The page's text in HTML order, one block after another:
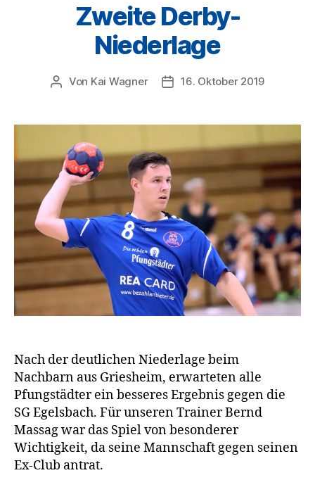
Zweite Derby-
Niederlage
Beitragsautor
Von Kai Wagner Veröffentlichungsdatum
16. Oktober 2019
Nach der deutlichen Niederlage beim
Nachbarn aus Griesheim, erwarteten alle
Pfungstädter ein besseres Ergebnis gegen die
SG Egelsbach. Für unseren Trainer Bernd
Massag war das Spiel von besonderer
Wichtigkeit, da seine Mannschaft gegen seinen
Ex-Club antrat.